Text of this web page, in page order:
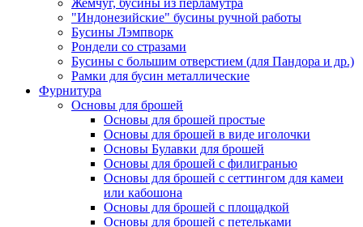
Жемчуг, бусины из перламутра
"Индонезийские" бусины ручной работы
Бусины Лэмпворк
Рондели со стразами
Бусины с большим отверстием (для Пандора и др.)
Рамки для бусин металлические
Фурнитура
Основы для брошей
Основы для брошей простые
Основы для брошей в виде иголочки
Основы Булавки для брошей
Основы для брошей с филигранью
Основы для брошей с сеттингом для камеи
или кабошона
Основы для брошей с площадкой
Основы для брошей с петельками